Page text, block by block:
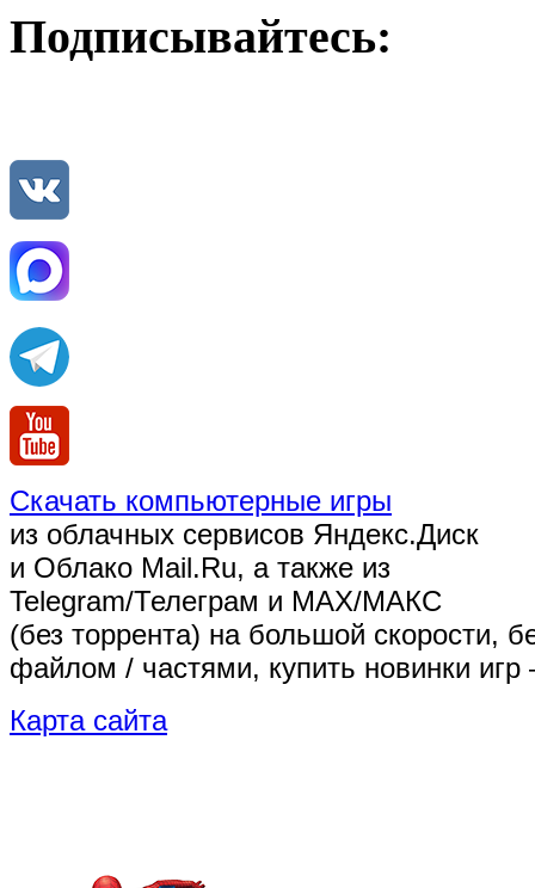
Подписывайтесь:
Скачать компьютерные игры
из облачных сервисов Яндекс.Диск
и Облако Mail.Ru, а также из
Telegram/Телеграм и MAX/МАКС
(без торрента) на большой скорости,
файлом / частями, купить новинки
Карта сайта